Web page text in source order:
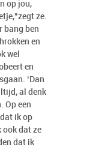
op jou,
ze.
bang ben
en
wel
en
‘Dan
al denk
Op een
ik op
ook dat ze
dat ik